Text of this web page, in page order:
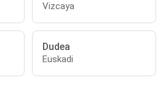
Vizcaya
Dudea
Euskadi